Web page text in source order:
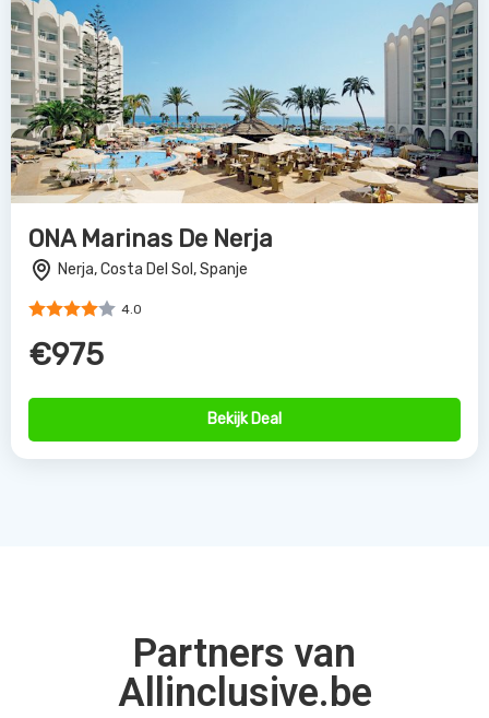
ONA Marinas De Nerja
Nerja, Costa Del Sol, Spanje
4.0
€975
Bekijk Deal
Partners van
Allinclusive.be